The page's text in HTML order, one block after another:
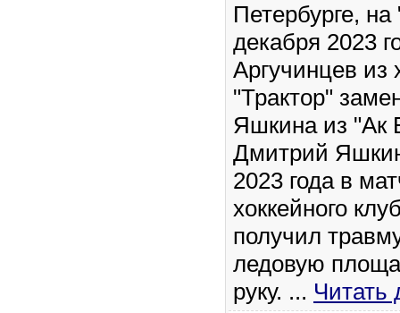
Петербурге,
декабря 2023
Аргучинцев из
"Трактор"
Яшкина из "Ак
Дмитрий
2023 года в
хоккейного
получил
ледовую
руку. ... Читать